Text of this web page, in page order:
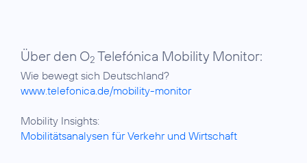
Über den O2 Telefónica Mobility Monitor:
www.telefonica.de/mobility-monitor
Mobilitätsanalysen für Verkehr und Wirtschaft